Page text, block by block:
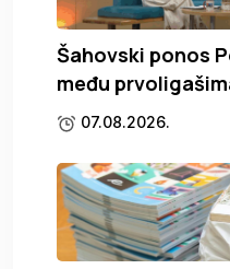
Šahovski ponos
među
07.08.2026.